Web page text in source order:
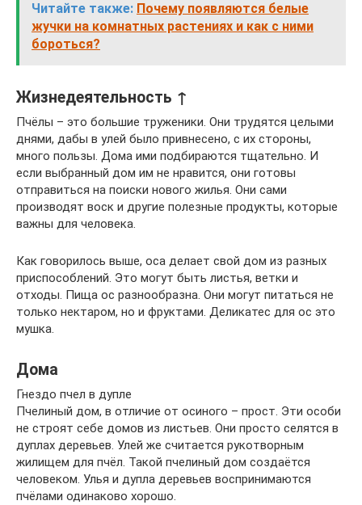
Читайте также: Почему появляются белые
жучки на комнатных растениях и как с ними
бороться?
Жизнедеятельность ↑
Пчёлы – это большие труженики. Они трудятся целыми
днями, дабы в улей было привнесено, с их стороны,
много пользы. Дома ими подбираются тщательно. И
если выбранный дом им не нравится, они готовы
отправиться на поиски нового жилья. Они сами
производят воск и другие полезные продукты, которые
важны для человека.
Как говорилось выше, оса делает свой дом из разных
приспособлений. Это могут быть листья, ветки и
отходы. Пища ос разнообразна. Они могут питаться не
только нектаром, но и фруктами. Деликатес для ос это
мушка.
Дома
Гнездо пчел в дупле
Пчелиный дом, в отличие от осиного – прост. Эти особи
не строят себе домов из листьев. Они просто селятся в
дуплах деревьев. Улей же считается рукотворным
жилищем для пчёл. Такой пчелиный дом создаётся
человеком. Улья и дупла деревьев воспринимаются
пчёлами одинаково хорошо.